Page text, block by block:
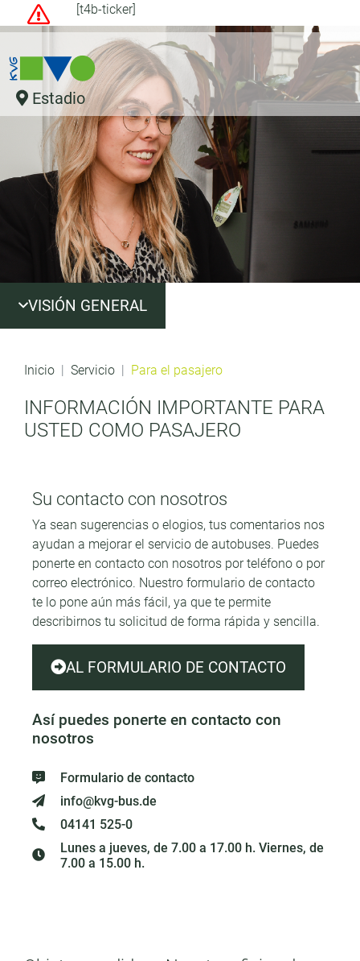
[t4b-ticker]
Estadio
VISIÓN GENERAL
Inicio Servicio Para el pasajero
INFORMACIÓN IMPORTANTE PARA
USTED COMO PASAJERO
Su contacto con nosotros
Ya sean sugerencias o elogios, tus comentarios nos
ayudan a mejorar el servicio de autobuses. Puedes
ponerte en contacto con nosotros por teléfono o por
correo electrónico. Nuestro formulario de contacto
te lo pone aún más fácil, ya que te permite
describirnos tu solicitud de forma rápida y sencilla.
AL FORMULARIO DE CONTACTO
Así puedes ponerte en contacto con
nosotros
Formulario de contacto
info@kvg-bus.de
04141 525-0
Lunes a jueves, de 7.00 a 17.00 h. Viernes, de
7.00 a 15.00 h.